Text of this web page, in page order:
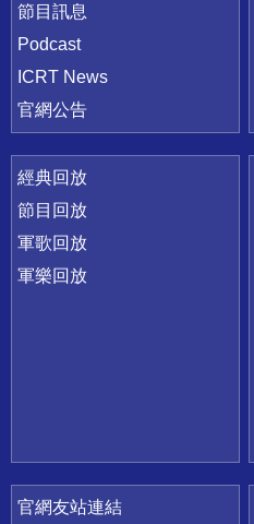
節目訊息
Podcast
ICRT News
官網公告
經典回放
節目回放
軍歌回放
軍樂回放
官網友站連結